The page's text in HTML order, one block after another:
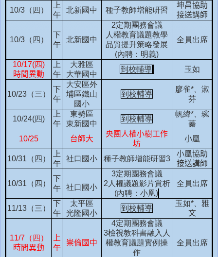
10/3（四）
上
午
北新國中 種子教師增能研習
坤昌協助
接送講師
10/3（四）
下
午
北新國中
2定期團務會議
人權教育議題教學
品質提升策略發展
(內聘：明義)
全員出席
10/17(四)
時間異動
上
午
大雅區
大華國中
到校輔導 玉如
10/23 （三）
下
午
大安區外
埔區鐵山
國小
到校輔導
廖雀*、淑
芬
10/24(四)
上
午
東勢區
東新國中
到校輔導
帆緯*、琬
蓁
10/25
台師大
央團人權小樹工作
坊
小凰
10/31 （四）
上
午
社口國小 種子教師增能研習3
小凰協助
接送講師
10/31 （四）
下
午
社口國小
3定期團務會議
2 人權議題影片賞析
(內聘：小凰)
全員出席
11/13 （三）
下
午
太平區
光隆國小
到校輔導
玉如*、 雅
文
11/7 （四）
時間異動
上
午
崇倫國中
4定期團務會議
3檢視教科書融入人
權教育議題實例操
作
全員出席